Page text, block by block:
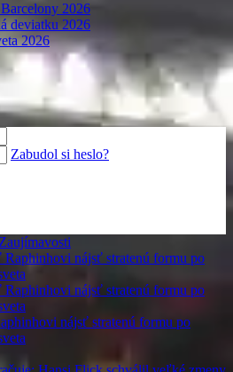
2026
deviatku 2026
2026
Zabudol si heslo?
Zaujímavosti
nájsť stratenú formu po